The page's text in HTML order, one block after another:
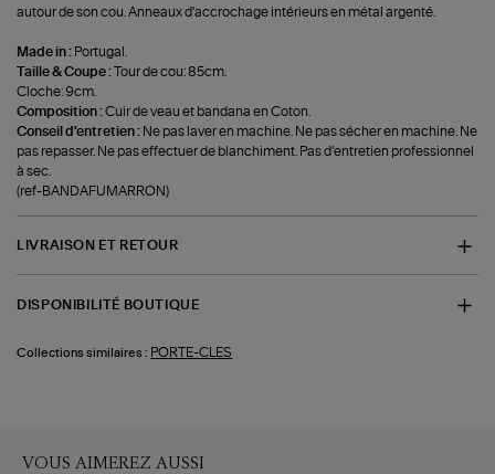
autour de son cou. Anneaux d'accrochage intérieurs en métal argenté.
Made in : Portugal.
Taille & Coupe :Tour de cou: 85cm.
Cloche: 9cm.
Composition :Cuir de veau et bandana en Coton.
Conseil d'entretien : Ne pas laver en machine. Ne pas sécher en machine. Ne
pas repasser. Ne pas effectuer de blanchiment. Pas d’entretien professionnel
à sec.
(ref-BANDAFUMARRON)
LIVRAISON ET RETOUR
DISPONIBILITÉ BOUTIQUE
Collections similaires : PORTE-CLES
VOUS AIMEREZ AUSSI